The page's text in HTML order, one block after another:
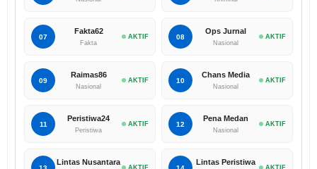
07
Fakta62
Fakta
AKTIF 08
Ops Jurnal
Nasional
AKTIF
09
Raimas86
Nasional
AKTIF 10
Chans Media
Nasional
AKTIF
11
Peristiwa24
Peristiwa
AKTIF 12
Pena Medan
Nasional
AKTIF
Lintas Nusantara
AKTIF
Lintas Peristiwa
AKTIF